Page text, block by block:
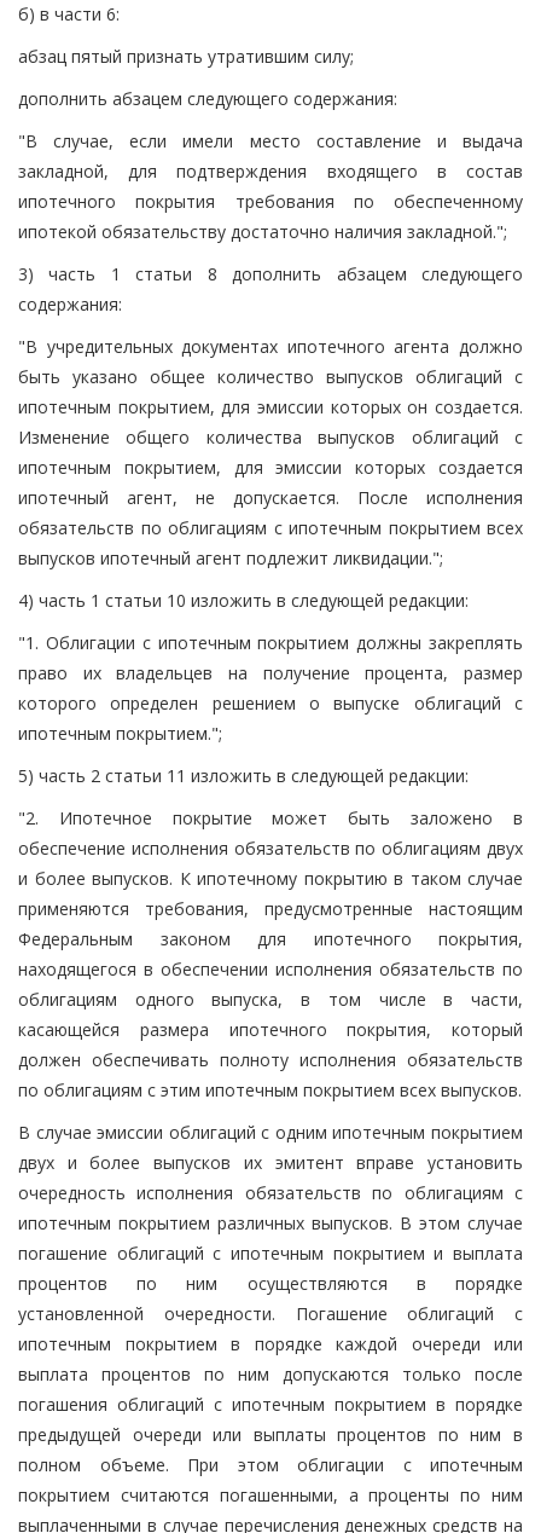
б) в части 6:
абзац пятый признать утратившим силу;
дополнить абзацем следующего содержания:
"В случае, если имели место составление и выдача
закладной, для подтверждения входящего в состав
ипотечного покрытия требования по обеспеченному
ипотекой обязательству достаточно наличия закладной.";
3) часть 1 статьи 8 дополнить абзацем следующего
содержания:
"В учредительных документах ипотечного агента должно
быть указано общее количество выпусков облигаций с
ипотечным покрытием, для эмиссии которых он создается.
Изменение общего количества выпусков облигаций с
ипотечным покрытием, для эмиссии которых создается
ипотечный агент, не допускается. После исполнения
обязательств по облигациям с ипотечным покрытием всех
выпусков ипотечный агент подлежит ликвидации.";
4) часть 1 статьи 10 изложить в следующей редакции:
"1. Облигации с ипотечным покрытием должны закреплять
право их владельцев на получение процента, размер
которого определен решением о выпуске облигаций с
ипотечным покрытием.";
5) часть 2 статьи 11 изложить в следующей редакции:
"2. Ипотечное покрытие может быть заложено в
обеспечение исполнения обязательств по облигациям двух
и более выпусков. К ипотечному покрытию в таком случае
применяются требования, предусмотренные настоящим
Федеральным законом для ипотечного покрытия,
находящегося в обеспечении исполнения обязательств по
облигациям одного выпуска, в том числе в части,
касающейся размера ипотечного покрытия, который
должен обеспечивать полноту исполнения обязательств
по облигациям с этим ипотечным покрытием всех выпусков.
В случае эмиссии облигаций с одним ипотечным покрытием
двух и более выпусков их эмитент вправе установить
очередность исполнения обязательств по облигациям с
ипотечным покрытием различных выпусков. В этом случае
погашение облигаций с ипотечным покрытием и выплата
процентов по ним осуществляются в порядке
установленной очередности. Погашение облигаций с
ипотечным покрытием в порядке каждой очереди или
выплата процентов по ним допускаются только после
погашения облигаций с ипотечным покрытием в порядке
предыдущей очереди или выплаты процентов по ним в
полном объеме. При этом облигации с ипотечным
покрытием считаются погашенными, а проценты по ним
выплаченными в случае перечисления денежных средств на